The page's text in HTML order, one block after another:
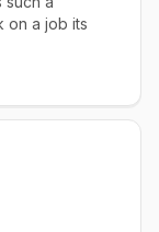
on a job its